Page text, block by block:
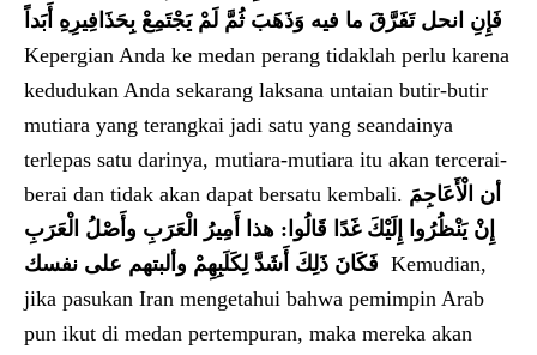
فَإِنِ انحل تَفَرَّقَ ما فيه وَذَهَبَ ثُمَّ لَمْ يَجْتَمِعْ بِحَذَافِيرِهِ أَبَداً
Kepergian Anda ke medan perang tidaklah perlu karena
kedudukan Anda sekarang laksana untaian butir-butir
mutiara yang terangkai jadi satu yang seandainya
terlepas satu darinya, mutiara-mutiara itu akan tercerai-
berai dan tidak akan dapat bersatu kembali. أن الْأَعَاجِمَ
إِنْ يَنْظُرُوا إِلَيْكَ غَدًا قَالُوا: هذا أَمِيرُ الْعَرَبِ وأَصْلُ الْعَرَبِ
Kemudian,
jika pasukan Iran mengetahui bahwa pemimpin Arab
pun ikut di medan pertempuran, maka mereka akan